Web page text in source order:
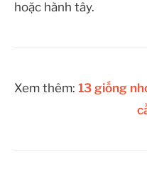
hoặc hành tây.
Xem thêm: 13 giống